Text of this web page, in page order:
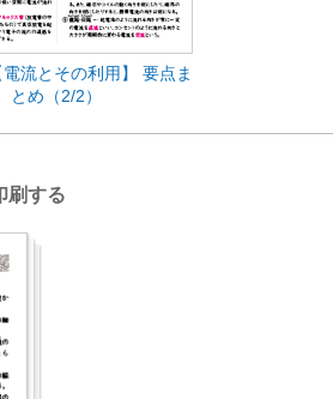
流とその利用】 要点ま
とめ（2/2）
刷する